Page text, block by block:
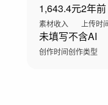
1,643.4元
素材收入
2年前
上传时
未填写
创作时间
不含AI
创作类型